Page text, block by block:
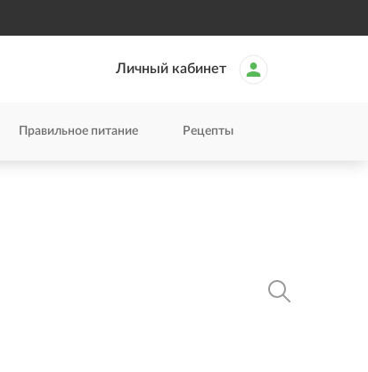
Личный кабинет
Правильное питание Рецепты